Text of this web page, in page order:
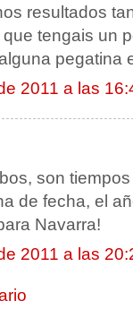
resultados
tengais un
pegatina
2011 a las
son
de fecha, el
Navarra!
2011 a las